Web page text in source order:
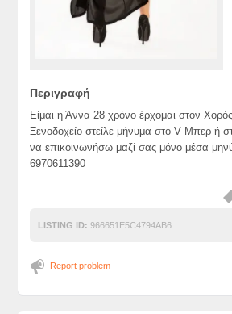
Περιγραφή
Είμαι η Άννα 28 χρόνο έρχομαι στον
Ξενοδοχείο στείλε μήνυμα στο V Μπερ ή
να επικοινωνήσω μαζί σας μόνο μέσα
6970611390
LISTING ID: 966651E5C4794AB6
Report problem